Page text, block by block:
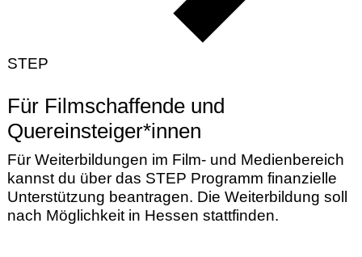
STEP
Für Filmschaffende und
Quereinsteiger*innen
Für Weiterbildungen im Film- und Medienbereich
kannst du über das STEP Programm finanzielle
Unterstützung beantragen. Die Weiterbildung soll
nach Möglichkeit in Hessen stattfinden.